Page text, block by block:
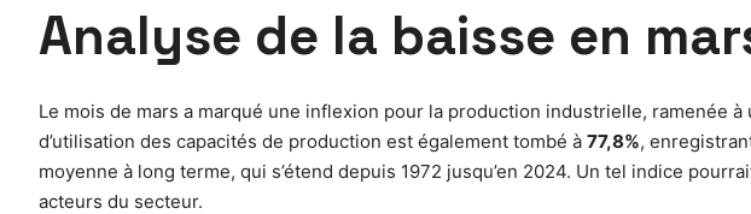
Analyse de la baisse en
Le mois de mars a marqué une inflexion pour la production industrielle, ramenée
d’utilisation des capacités de production est également tombé à 77,8%,
moyenne à long terme, qui s’étend depuis 1972 jusqu’en 2024. Un tel indice
acteurs du secteur.